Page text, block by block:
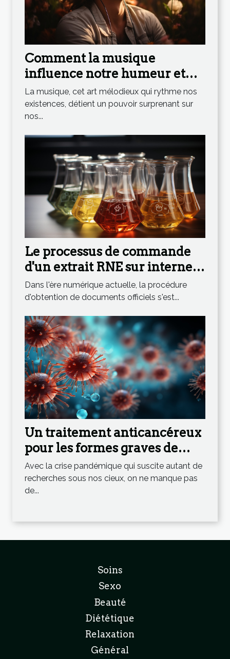
Comment la musique
influence notre humeur et
notre bien-être
La musique, cet art mélodieux qui rythme nos
existences, détient un pouvoir surprenant sur
nos...
Le processus de commande
d'un extrait RNE sur internet :
étape par étape
Dans l'ère numérique actuelle, la procédure
d'obtention de documents officiels s'est...
Un traitement anticancéreux
pour les formes graves de
Coronavirus ?
Avec la crise pandémique qui suscite autant de
recherches sous nos cieux, on ne manque pas
de...
Soins
Sexo
Beauté
Diététique
Relaxation
Général